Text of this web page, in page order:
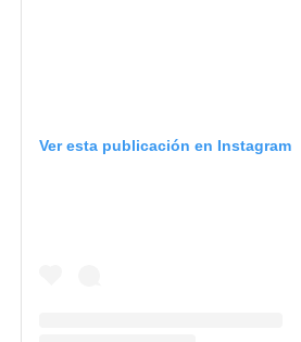
Ver esta publicación en Instagram